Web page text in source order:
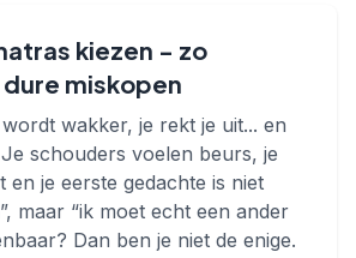
kiezen - zo
miskopen
wakker, je rekt je uit... en
schouders voelen beurs, je
je eerste gedachte is niet
maar “ik moet echt een ander
Dan ben je niet de enige.